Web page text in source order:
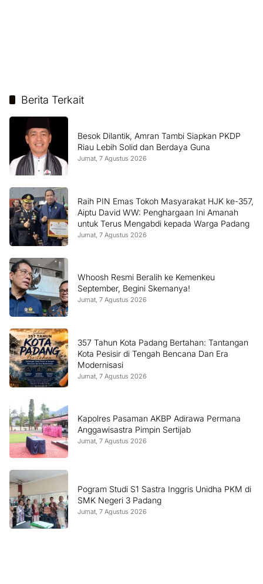
Berita Terkait
Besok Dilantik, Amran Tambi Siapkan PKDP
Riau Lebih Solid dan Berdaya Guna
Jumat, 7 Agustus 2026
Raih PIN Emas Tokoh Masyarakat HJK ke-357,
Aiptu David WW: Penghargaan Ini Amanah
untuk Terus Mengabdi kepada Warga Padang
Jumat, 7 Agustus 2026
Whoosh Resmi Beralih ke Kemenkeu
September, Begini Skemanya!
Jumat, 7 Agustus 2026
357 Tahun Kota Padang Bertahan: Tantangan
Kota Pesisir di Tengah Bencana Dan Era
Modernisasi
Jumat, 7 Agustus 2026
Kapolres Pasaman AKBP Adirawa Permana
Anggawisastra Pimpin Sertijab
Jumat, 7 Agustus 2026
Pogram Studi S1 Sastra Inggris Unidha PKM di
SMK Negeri 3 Padang
Jumat, 7 Agustus 2026